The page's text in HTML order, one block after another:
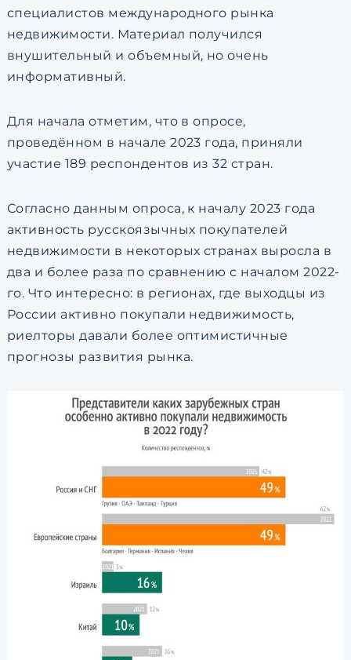
специалистов международного рынка
недвижимости. Материал получился
внушительный и объемный, но очень
информативный.
Для начала отметим, что в опросе,
проведённом в начале 2023 года, приняли
участие 189 респондентов из 32 стран.
Согласно данным опроса, к началу 2023 года
активность русскоязычных покупателей
недвижимости в некоторых странах выросла в
два и более раза по сравнению с началом 2022-
го. Что интересно: в регионах, где выходцы из
России активно покупали недвижимость,
риелторы давали более оптимистичные
прогнозы развития рынка.